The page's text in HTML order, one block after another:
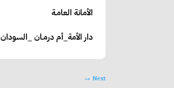
الأمانة العامـة
دار الأمة_أم درمـان _السودان
Next
→